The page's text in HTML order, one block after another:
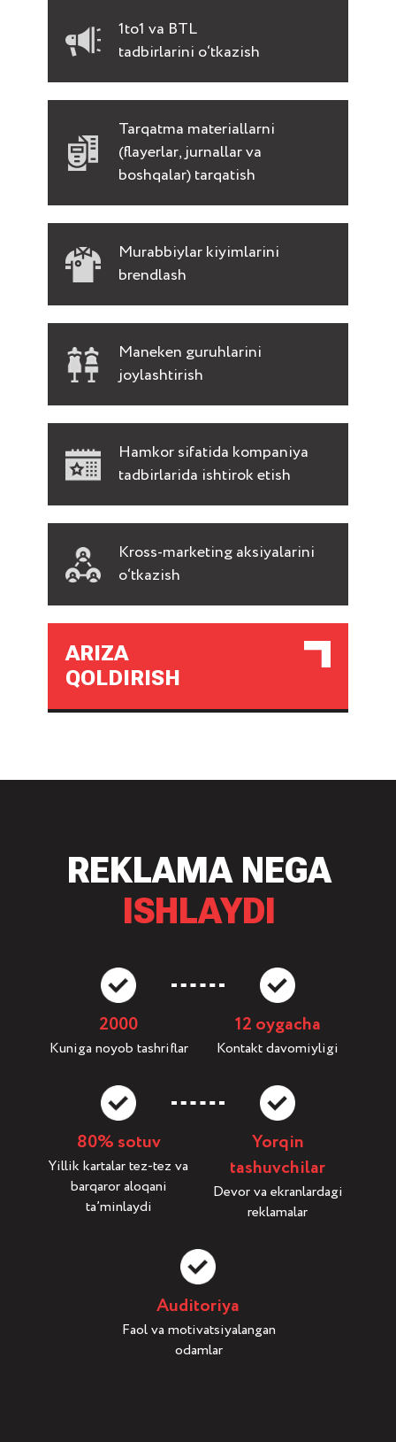
1to1 va BTL
tadbirlarini o‘tkazish
Tarqatma materiallarni
(flayerlar, jurnallar va
boshqalar) tarqatish
Murabbiylar kiyimlarini
brendlash
Maneken guruhlarini
joylashtirish
Hamkor sifatida kompaniya
tadbirlarida ishtirok etish
Kross-marketing aksiyalarini
o‘tkazish
ARIZA
QOLDIRISH
Auditoriya
Yorqin
tashuvchilar
80% sotuv
12 oygacha
2000
Kuniga noyob tashriflar Kontakt davomiyligi
Yillik kartalar tez-tez va
barqaror aloqani
ta’minlaydi
Devor va ekranlardagi
reklamalar
Faol va motivatsiyalangan
odamlar
REKLAMA NEGA
ISHLAYDI